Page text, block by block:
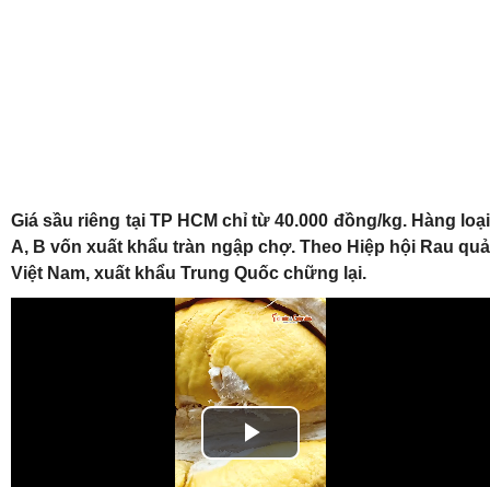
Giá sầu riêng tại TP HCM chỉ từ 40.000 đồng/kg. Hàng loại
A, B vốn xuất khẩu tràn ngập chợ. Theo Hiệp hội Rau quả
Việt Nam, xuất khẩu Trung Quốc chững lại.
Play